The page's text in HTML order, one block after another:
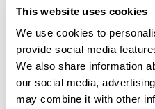
This website uses cookies
We use cookies to
provide social media
We also share information
our social media,
may combine it with other
Abbina gli accessori
Dati prodotto